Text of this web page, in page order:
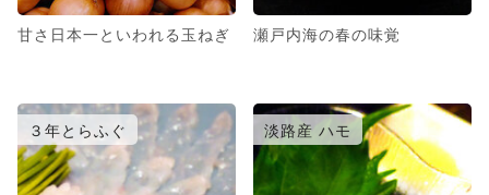
甘さ日本一といわれる玉ねぎ 瀬戸内海の春の味覚
３年とらふぐ 淡路産 ハモ